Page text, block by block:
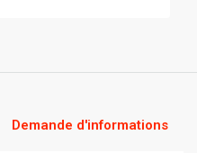
Demande d'informations